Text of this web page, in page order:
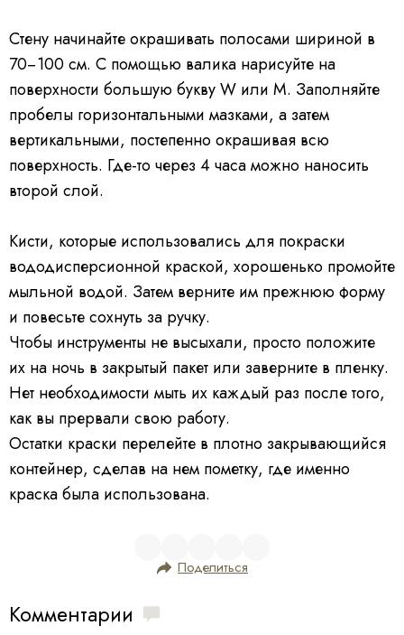
Стену начинайте окрашивать полосами шириной в
70−100 см. С помощью валика нарисуйте на
поверхности большую букву W или М. Заполняйте
пробелы горизонтальными мазками, а затем
вертикальными, постепенно окрашивая всю
поверхность. Где-то через 4 часа можно наносить
второй слой.
Кисти, которые использовались для покраски
вододисперсионной краской, хорошенько промойте
мыльной водой. Затем верните им прежнюю форму
и повесьте сохнуть за ручку.
Чтобы инструменты не высыхали, просто положите
их на ночь в закрытый пакет или заверните в пленку.
Нет необходимости мыть их каждый раз после того,
как вы прервали свою работу.
Остатки краски перелейте в плотно закрывающийся
контейнер, сделав на нем пометку, где именно
краска была использована.
Поделиться
Комментарии